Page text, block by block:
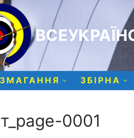
ЗМАГАННЯ ЗБІРНА
0001